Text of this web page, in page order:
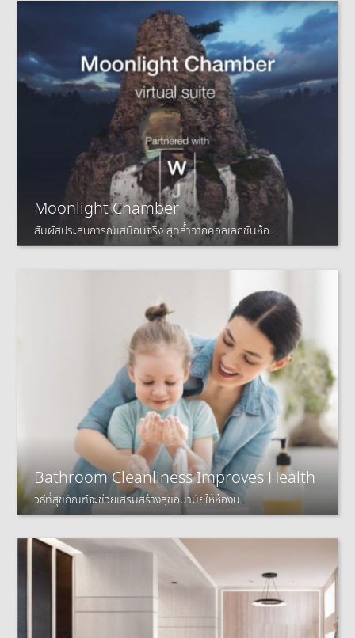
Moonlight Chamber
สัมผัสประสบการณ์เสมือนจริง สุดล้ำจากคอลเลกชันห้อ...
Bathroom Cleanliness Improves Health
วิธีที่สุขภัณฑ์จะช่วยเสริมสร้างสุขอนามัยให้ห้องน...